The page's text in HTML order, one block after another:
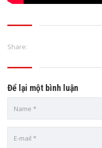
Share:
Để lại một bình luận